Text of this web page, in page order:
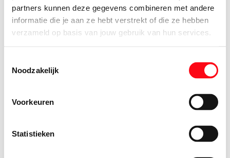
partners kunnen deze gegevens combineren met andere
informatie die je aan ze hebt verstrekt of die ze hebben
verzameld op basis van jouw gebruik van hun services.
Noodzakelijk
Voorkeuren
Statistieken
2.95